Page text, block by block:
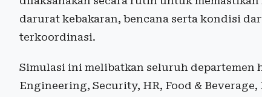
darurat kebakaran, bencana serta kondisi
terkoordinasi.
Simulasi ini melibatkan seluruh departemen
Engineering, Security, HR, Food &